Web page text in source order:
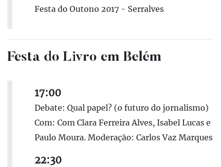
Festa do Outono 2017 - Serralves
Festa do Livro em Belém
17:00
Debate: Qual papel? (o futuro do jornalismo)
Com: Com Clara Ferreira Alves, Isabel Lucas e
Paulo Moura. Moderação: Carlos Vaz Marques
22:30